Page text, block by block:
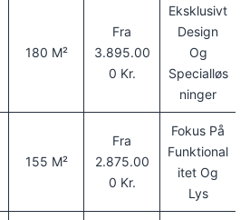
180 M²
Fra
3.895.00
0 Kr.
Eksklusivt
Design
Og
Specialløs
Ninger
155 M²
Fra
2.875.00
0 Kr.
Fokus På
Funktional
Itet Og
Lys